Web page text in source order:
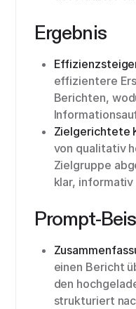
Ergebnis
effizientere
Berichten,
Zielgerichtete
von qualitativ
Zielgruppe
klar, informativ
Prompt-
einen Bericht
den
strukturiert